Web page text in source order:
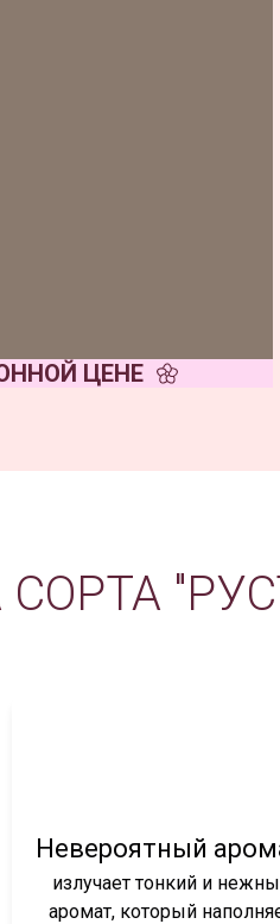
ЦЕНЕ
Невероятный
излучает тонкий и
аромат, который